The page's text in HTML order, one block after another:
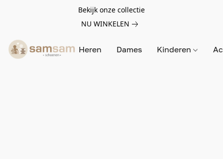
Bekijk onze collectie
NU WINKELEN
Heren Dames Kinderen